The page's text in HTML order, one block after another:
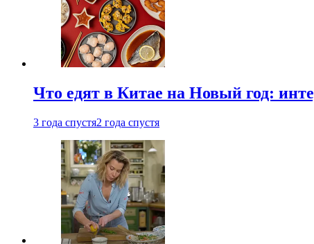
Что едят в Китае на Новый год:
3 года спустя2 года спустя